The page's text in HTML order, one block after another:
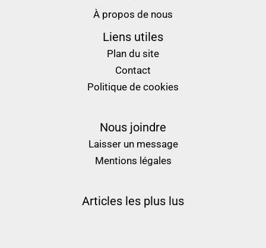
À propos de nous
Liens utiles
Plan du site
Contact
Politique de cookies
Nous joindre
Laisser un message
Mentions légales
Articles les plus lus